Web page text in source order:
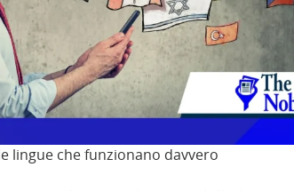
lingue che funzionano davvero